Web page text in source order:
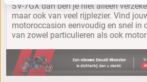
SV-7GX dan ben je niet alleen
maar ook van veel rijplezier. Vind
motoroccasion eenvoudig en snel in
van zowel particulieren als ook